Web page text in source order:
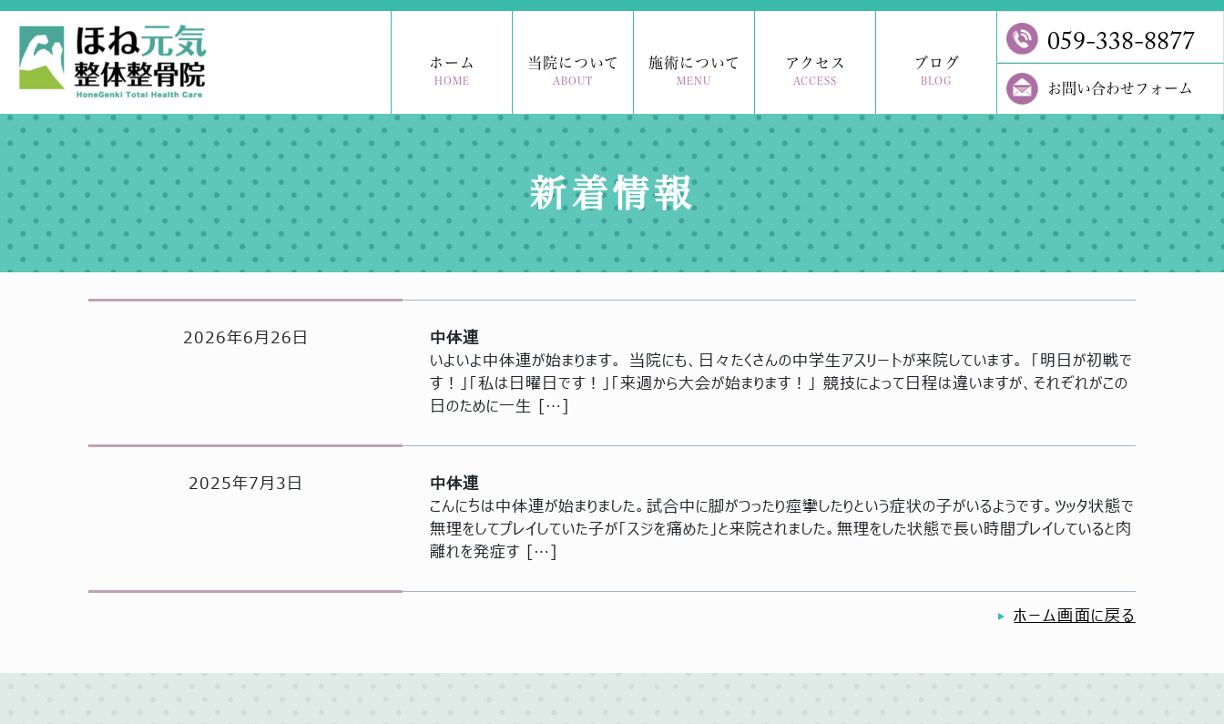
059-338-8877
お問い合わせフォーム
ホーム
HOME
当院について
ABOUT
施術について
MENU
アクセス
ACCESS
ブログ
BLOG
新着情報
2026年6月26日
中体連
いよいよ中体連が始まります。 当院にも、日々たくさんの中学生アスリートが来院しています。 「明日が初戦で
す！」「私は日曜日です！」「来週から大会が始まります！」 競技によって日程は違いますが、それぞれがこの
日のために一生 […]
2025年7月3日
中体連
こんにちは中体連が始まりました。試合中に脚がつったり痙攣したりという症状の子がいるようです。ツッタ状態で
無理をしてプレイしていた子が「スジを痛めた」と来院されました。無理をした状態で長い時間プレイしていると肉
離れを発症す […]
ホーム画面に戻る